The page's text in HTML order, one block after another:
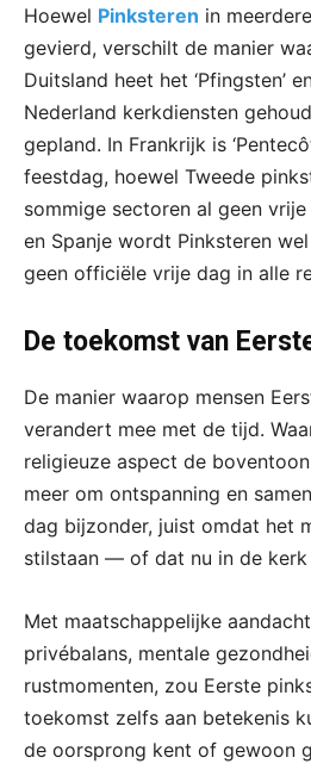
Hoewel Pinksteren in
gevierd, verschilt de manier
Duitsland heet het ‘Pfingsten’
Nederland kerkdiensten
gepland. In Frankrijk is
feestdag, hoewel Tweede
sommige sectoren al geen
en Spanje wordt Pinksteren
geen officiële vrije dag in alle
De toekomst van
De manier waarop mensen
verandert mee met de tijd.
religieuze aspect de
meer om ontspanning en
dag bijzonder, juist omdat het
stilstaan — of dat nu in de
Met maatschappelijke
privébalans, mentale
rustmomenten, zou Eerste
toekomst zelfs aan betekenis
de oorsprong kent of gewoon